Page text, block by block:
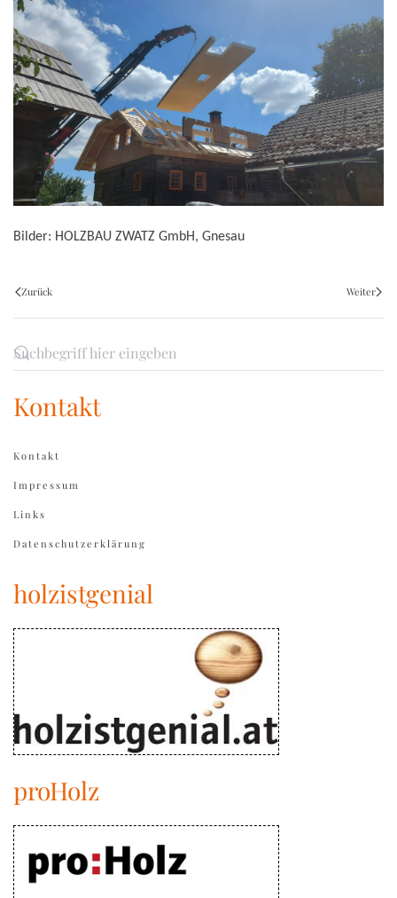
Bilder: HOLZBAU ZWATZ GmbH, Gnesau
Zurück Weiter
Kontakt
Kontakt
Impressum
Links
Datenschutzerklärung
holzistgenial
proHolz